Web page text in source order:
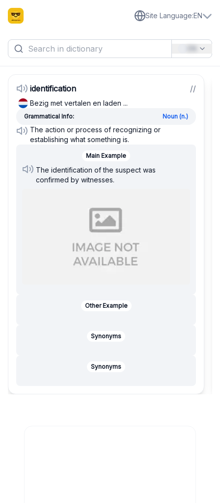
Site Language:EN
identification //
Bezig met vertalen en laden ...
Grammatical Info: Noun (n.)
The action or process of recognizing or
establishing what something is.
Main Example
The identification of the suspect was
confirmed by witnesses.
Other Example
Synonyms
Synonyms